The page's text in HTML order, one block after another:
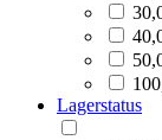
Lagerstatus